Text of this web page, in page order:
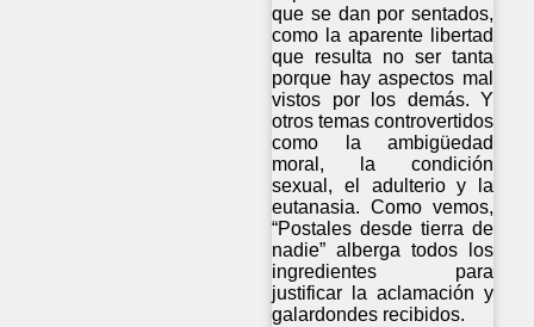
que se dan por sentados,
como la aparente libertad
que resulta no ser tanta
porque hay aspectos mal
vistos por los demás. Y
otros temas controvertidos
como la ambigüedad
moral, la condición
sexual, el adulterio y la
eutanasia. Como vemos,
“Postales desde tierra de
nadie” alberga todos los
ingredientes para
justificar la aclamación y
galardondes recibidos.